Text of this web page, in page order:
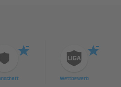
Wettbewerb